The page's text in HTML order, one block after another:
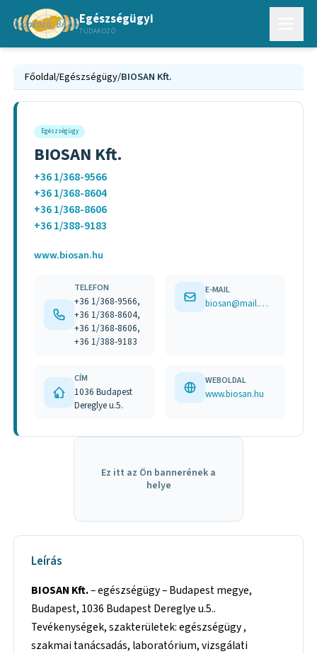
Egészségügyi
TUDAKOZÓ
Főoldal/Egészségügy/BIOSAN Kft.
Egészségügy
BIOSAN Kft.
+36 1/368-9566
+36 1/368-8604
+36 1/368-8606
+36 1/388-9183
www.biosan.hu
TELEFON
+36 1/368-9566,
+36 1/368-8604,
+36 1/368-8606,
+36 1/388-9183
E-MAIL
biosan@mail.matav.hu
CÍM
1036 Budapest
Dereglye u.5.
WEBOLDAL
www.biosan.hu
Ez itt az Ön bannerének a
helye
Leírás
BIOSAN Kft.– egészségügy – Budapest megye,
Budapest, 1036 Budapest Dereglye u.5..
Tevékenységek, szakterületek: egészségügy ,
szakmai tanácsadás, laboratórium, vizsgálati